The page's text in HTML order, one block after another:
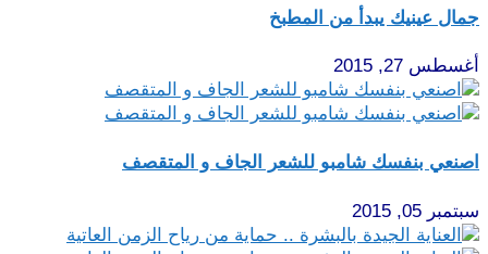
جمال عينيك يبدأ من المطبخ
أغسطس 27, 2015
اصنعي بنفسك شامبو للشعر الجاف و المتقصف
سبتمبر 05, 2015